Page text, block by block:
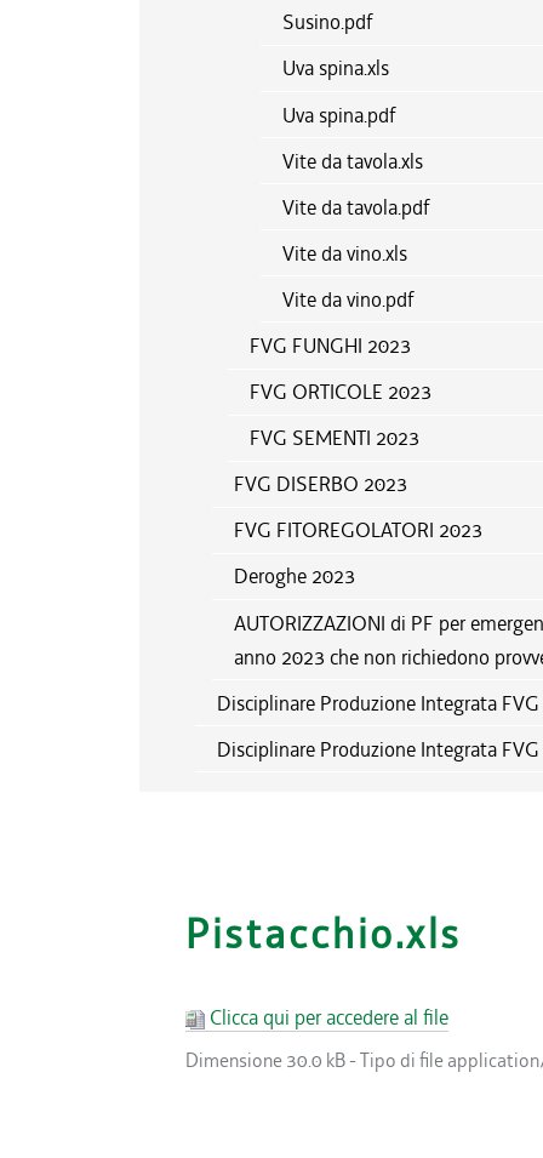
Susino.pdf
Uva spina.xls
Uva spina.pdf
Vite da tavola.xls
Vite da tavola.pdf
Vite da vino.xls
Vite da vino.pdf
FVG FUNGHI 2023
FVG ORTICOLE 2023
FVG SEMENTI 2023
FVG DISERBO 2023
FVG FITOREGOLATORI 2023
Deroghe 2023
AUTORIZZAZIONI di PF per
anno 2023 che non richiedono
Disciplinare Produzione Integrata
Disciplinare Produzione Integrata
Pistacchio.xls
Clicca qui per accedere al file
Dimensione 30.0 kB- Tipo di file